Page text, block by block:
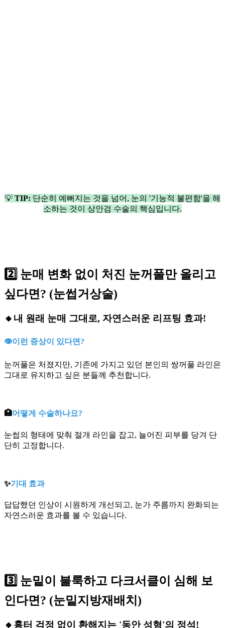
💡 TIP: 단순히 예뻐지는 것을 넘어, 눈의 '기능적 불편함'을 해
소하는 것이 상안검 수술의 핵심입니다.
2️⃣ 눈매 변화 없이 처진 눈꺼풀만 올리고
싶다면? (눈썹거상술)
🔸 내 원래 눈매 그대로, 자연스러운 리프팅 효과!
👁️이런 증상이 있다면?
눈꺼풀은 처졌지만, 기존에 가지고 있던 본인의 쌍꺼풀 라인은
그대로 유지하고 싶은 분들께 추천합니다.
🏥어떻게 수술하나요?
눈썹의 형태에 맞춰 절개 라인을 잡고, 늘어진 피부를 당겨 단
단히 고정합니다.
✨기대 효과
답답했던 인상이 시원하게 개선되고, 눈가 주름까지 완화되는
자연스러운 효과를 볼 수 있습니다.
3️⃣ 눈밑이 불룩하고 다크서클이 심해 보
인다면? (눈밑지방재배치)
🔸 흉터 걱정 없이 환해지는 '동안 성형'의 정석!